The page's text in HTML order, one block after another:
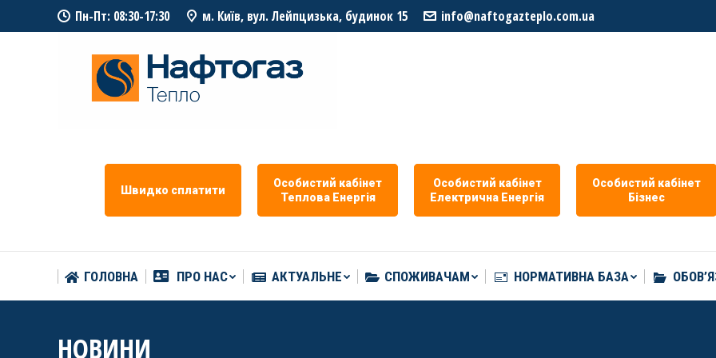
Пн-Пт: 08:30-17:30 м. Київ, вул. Лейпцизька, будинок 15 info@naftogazteplo.com.ua
Швидко сплатити
Особистий кабiнет
Теплова Eнергiя
Особистий кабiнет
Eлектрична Eнергія
Особистий кабiнет
Бізнес
ГОЛОВНА ПРО НАС АКТУАЛЬНЕ СПОЖИВАЧАМ НОРМАТИВНА БАЗА
НОВИНИ
ГОЛОВНА ПРО НАС АКТУАЛЬНЕ СПОЖИВАЧАМ НОРМАТИВНА БАЗА